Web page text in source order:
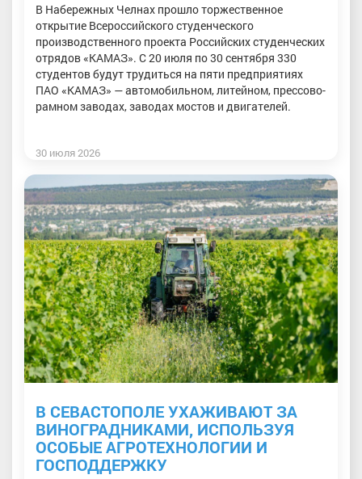
В Набережных Челнах прошло торжественное
открытие Всероссийского студенческого
производственного проекта Российских студенческих
отрядов «КАМАЗ». С 20 июля по 30 сентября 330
студентов будут трудиться на пяти предприятиях
ПАО «КАМАЗ» — автомобильном, литейном, прессово-
рамном заводах, заводах мостов и двигателей.
30 июля 2026
В СЕВАСТОПОЛЕ УХАЖИВАЮТ ЗА
ВИНОГРАДНИКАМИ, ИСПОЛЬЗУЯ
ОСОБЫЕ АГРОТЕХНОЛОГИИ И
ГОСПОДДЕРЖКУ